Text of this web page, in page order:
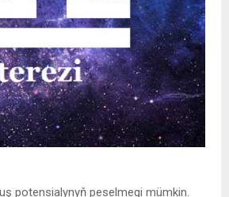
potensialynyň peselmegi mümkin.